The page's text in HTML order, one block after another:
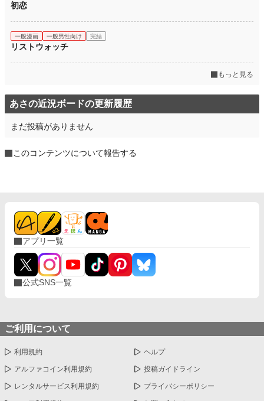
初恋
一般漫画 一般男性向け 完結
リストウォッチ
もっと見る
あさの近況ボードの更新履歴
まだ投稿がありません
このコンテンツについて報告する
アプリ一覧
公式SNS一覧
ご利用について
利用規約 ヘルプ
アルファコイン利用規約 投稿ガイドライン
レンタルサービス利用規約 プライバシーポリシー